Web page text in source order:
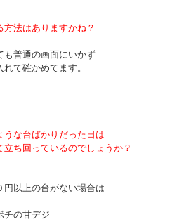
法はありますかね？
も普通の画面にいかず
て確かめてます。
な台ばかりだった日は
ち回っているのでしょうか？
以上の台がない場合は
チの甘デジ